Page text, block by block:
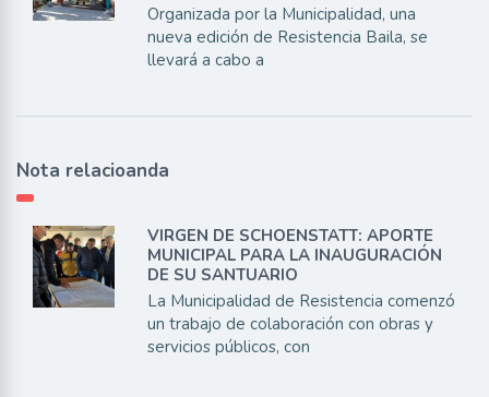
Organizada por la Municipalidad, una
nueva edición de Resistencia Baila, se
llevará a cabo a
Nota relacioanda
VIRGEN DE SCHOENSTATT: APORTE
MUNICIPAL PARA LA INAUGURACIÓN
DE SU SANTUARIO
La Municipalidad de Resistencia comenzó
un trabajo de colaboración con obras y
servicios públicos, con